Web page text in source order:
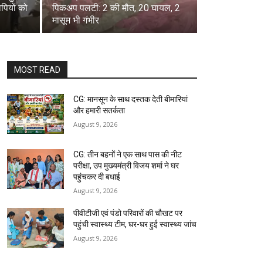
को
पिकअप पलटी: 2 की मौत, 20 घायल, 2
मासूम भी गंभीर
MOST READ
CG: मानसून के साथ दस्तक देती बीमारियां
और हमारी सतर्कता
August 9, 2026
CG: तीन बहनों ने एक साथ पास की नीट
परीक्षा, उप मुख्यमंत्री विजय शर्मा ने घर
पहुंचकर दी बधाई
August 9, 2026
पीवीटीजी एवं पंडो परिवारों की चौखट पर
पहुंची स्वास्थ्य टीम, घर-घर हुई स्वास्थ्य जांच
August 9, 2026